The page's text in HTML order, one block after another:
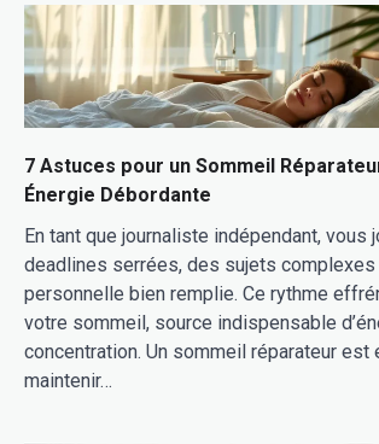
7 Astuces pour un Sommeil
Énergie Débordante
En tant que journaliste indépendant, vous
deadlines serrées, des sujets complexes
personnelle bien remplie. Ce rythme
votre sommeil, source indispensable
concentration. Un sommeil réparateur
maintenir…